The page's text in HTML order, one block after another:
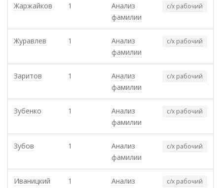
Жаржайков 1
Анализ
фамилии
с/х рабочий
Журавлев 1
Анализ
фамилии
с/х рабочий
Заритов 1
Анализ
фамилии
с/х рабочий
Зубенко 1
Анализ
фамилии
с/х рабочий
Зубов 1
Анализ
фамилии
с/х рабочий
Иваницкий 1
Анализ
с/х рабочий